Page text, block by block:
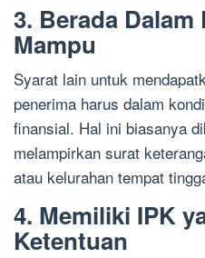
3. Berada
Mampu
Syarat lain untuk
penerima harus dalam
finansial. Hal ini biasanya
melampirkan surat
atau kelurahan tempat
4. Memiliki IPK
Ketentuan